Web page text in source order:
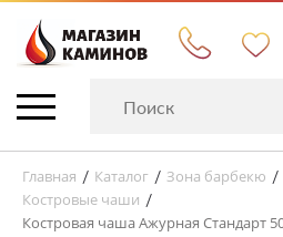
Главная / Каталог / Зона барбекю /
Костровые чаши /
Костровая чаша Ажурная Стандарт